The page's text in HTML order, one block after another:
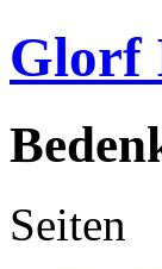
Glorf
Seiten